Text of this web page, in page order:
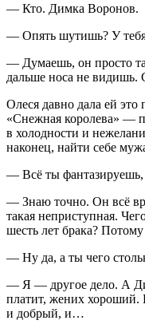
— Кто. Димка Воронов.
— Опять шутишь? У
— Думаешь, он просто
дальше носа не видишь.
Олеся давно дала ей
«Снежная королева» —
в холодности и
наконец, найти себе
— Всё ты
— Знаю точно. Он всё
такая неприступная.
шесть лет брака?
— Ну да, а ты чего
— Я — другое дело. А
платит, жених хороший.
и добрый, и…